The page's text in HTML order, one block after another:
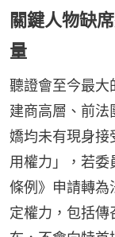
關鍵人物缺
量
聽證會至今最大
建商高層、前法
嬌均未有現身接
用權力」，若委
條例》申請轉為
定權力，包括傳